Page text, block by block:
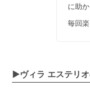
に助
毎回
▶ヴィラ エステリオ